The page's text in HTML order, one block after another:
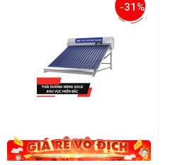
-31%